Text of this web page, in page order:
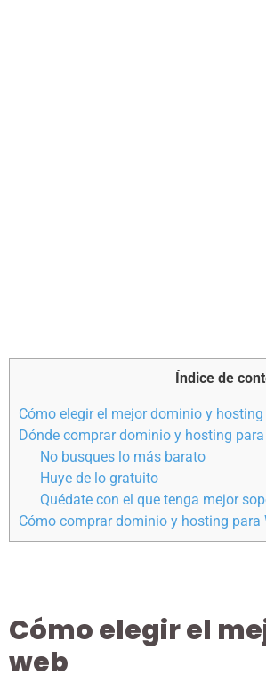
Índice de
Cómo elegir el mejor dominio y
Dónde comprar dominio y hosting
No busques lo más barato
Huye de lo gratuito
Quédate con el que tenga mejor
Cómo comprar dominio y hosting
Cómo elegir el
web